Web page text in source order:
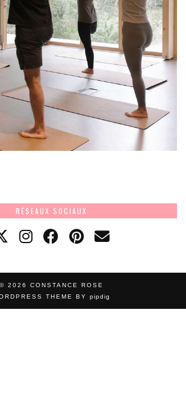
RÉSEAUX SOCIAUX
© 2026 CONSTANCE ROSE
THEME BY pipdig